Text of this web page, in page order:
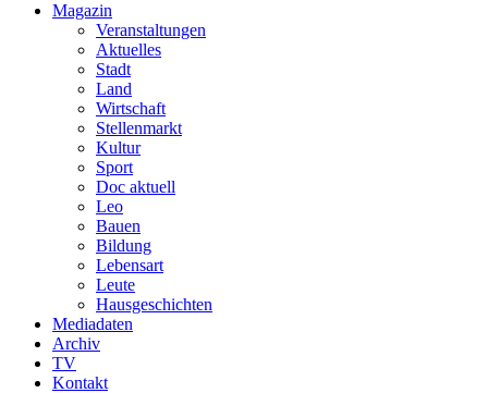
Magazin
Veranstaltungen
Aktuelles
Stadt
Land
Wirtschaft
Stellenmarkt
Kultur
Sport
Doc aktuell
Leo
Bauen
Bildung
Lebensart
Leute
Hausgeschichten
Mediadaten
Archiv
TV
Kontakt